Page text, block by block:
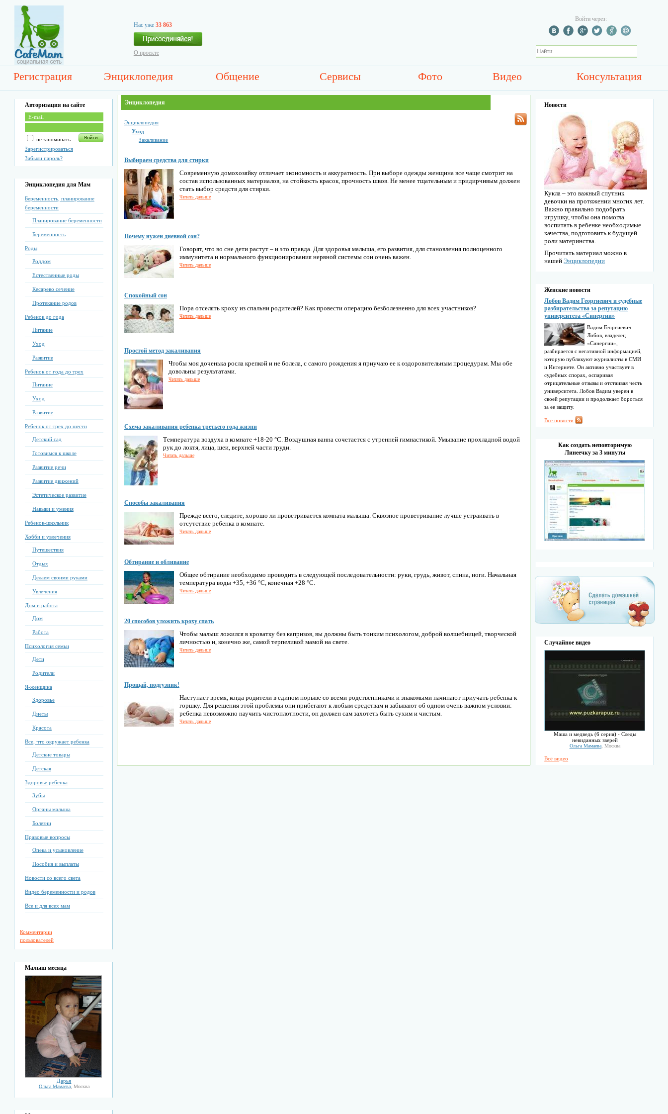
Нас уже 33 863
О проекте
Войти через:
Регистрация Энциклопедия Общение Сервисы Фото Видео Консультация
Авторизация на сайте
не запоминать
Зарегистрироваться
Забыли пароль?
Энциклопедия для Мам
Беременность, планирование
беременности
Планирование беременности
Беременность
Роды
Роддом
Естественные роды
Кесарево сечение
Протекание родов
Ребенок до года
Питание
Уход
Развитие
Ребенок от года до трех
Питание
Уход
Развитие
Ребенок от трех до шести
Детский сад
Готовимся к школе
Развитие речи
Развитие движений
Эстетическое развитие
Навыки и умения
Ребенок-школьник
Хобби и увлечения
Путешествия
Отдых
Делаем своими руками
Увлечения
Дом и работа
Дом
Работа
Психология семьи
Дети
Родители
Я-женщина
Здоровье
Диеты
Красота
Все, что окружает ребенка
Детские товары
Детская
Здоровье ребенка
Зубы
Органы малыша
Болезни
Правовые вопросы
Опека и усыновление
Пособия и выплаты
Новости со всего света
Видео беременности и родов
Все и для всех мам
Комментарии
пользователей
Малыш месяца
Дарья
Ольга Мамаева, Москва
Энциклопедия
Энциклопедия
Уход
Закаливание
Выбираем средства для стирки
Современную домохозяйку отличает экономность и аккуратность. При выборе одежды женщина все чаще смотрит на
состав использованных материалов, на стойкость красок, прочность швов. Не менее тщательным и придирчивым должен
стать выбор средств для стирки.
Читать дальше
Почему нужен дневной сон?
Говорят, что во сне дети растут – и это правда. Для здоровья малыша, его развития, для становления полноценного
иммунитета и нормального функционирования нервной системы сон очень важен.
Читать дальше
Спокойный сон
Пора отселять кроху из спальни родителей? Как провести операцию безболезненно для всех участников?
Читать дальше
Простой метод закаливания
Чтобы моя доченька росла крепкой и не болела, с самого рождения я приучаю ее к оздоровительным процедурам. Мы обе
довольны результатами.
Читать дальше
Схема закаливания ребенка третьего года жизни
Температура воздуха в комнате +18-20 °С. Воздушная ванна сочетается с утренней гимнастикой. Умывание прохладной водой
рук до локтя, лица, шеи, верхней части груди.
Читать дальше
Способы закаливания
Прежде всего, следите, хорошо ли проветривается комната малыша. Сквозное проветривание лучше устраивать в
отсутствие ребенка в комнате.
Читать дальше
Обтирание и обливание
Общее обтирание необходимо проводить в следующей последовательности: руки, грудь, живот, спина, ноги. Начальная
температура воды +35, +36 °С, конечная +28 °С.
Читать дальше
20 способов уложить кроху спать
Чтобы малыш ложился в кроватку без капризов, вы должны быть тонким психологом, доброй волшебницей, творческой
личностью и, конечно же, самой терпеливой мамой на свете.
Читать дальше
Прощай, подгузник!
Наступает время, когда родители в едином порыве со всеми родственниками и знакомыми начинают приучать ребенка к
горшку. Для решения этой проблемы они прибегают к любым средствам и забывают об одном очень важном условии:
ребенка невозможно научить чистоплотности, он должен сам захотеть быть сухим и чистым.
Читать дальше
Новости
Кукла – это важный спутник
девочки на протяжении многих лет.
Важно правильно подобрать
игрушку, чтобы она помогла
воспитать в ребенке необходимые
качества, подготовить к будущей
роли материнства.
Прочитать материал можно в
нашейЭнциклопедии
Женские новости
Лобов Вадим Георгиевич и судебные
разбирательства за репутацию
университета «Синергии»
Вадим Георгиевич
Лобов, владелец
«Синергии»,
разбирается с негативной информацией,
которую публикуют журналисты в СМИ
и Интернете. Он активно участвует в
судебных спорах, оспаривая
отрицательные отзывы и отстаивая честь
университета. Лобов Вадим уверен в
своей репутации и продолжает бороться
за ее защиту.
Все новости
Как создать неповторимую
Линеечку за 3 минуты
Случайное видео
Маша и медведь (6 серия) - Следы
невиданных зверей
Ольга Мамаева, Москва
Всё видео